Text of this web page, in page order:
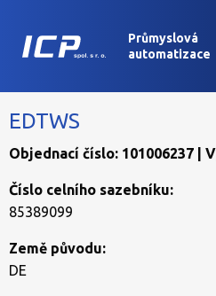
Průmyslová
automatizace
EDTWS
Objednací číslo: 101006237 |
Číslo celního sazebníku:
85389099
Země původu:
DE